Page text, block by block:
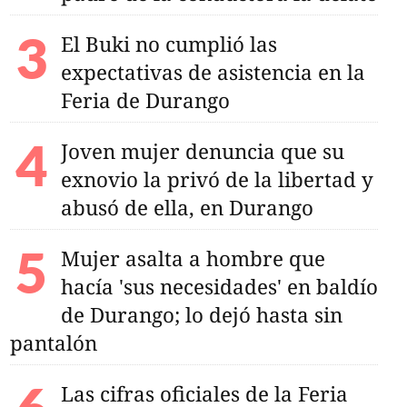
El Buki no cumplió las
expectativas de asistencia en la
Feria de Durango
Joven mujer denuncia que su
exnovio la privó de la libertad y
abusó de ella, en Durango
Mujer asalta a hombre que
hacía 'sus necesidades' en baldío
de Durango; lo dejó hasta sin
pantalón
Las cifras oficiales de la Feria